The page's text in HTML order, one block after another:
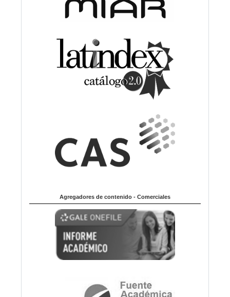
Agregadores de contenido - Comerciales